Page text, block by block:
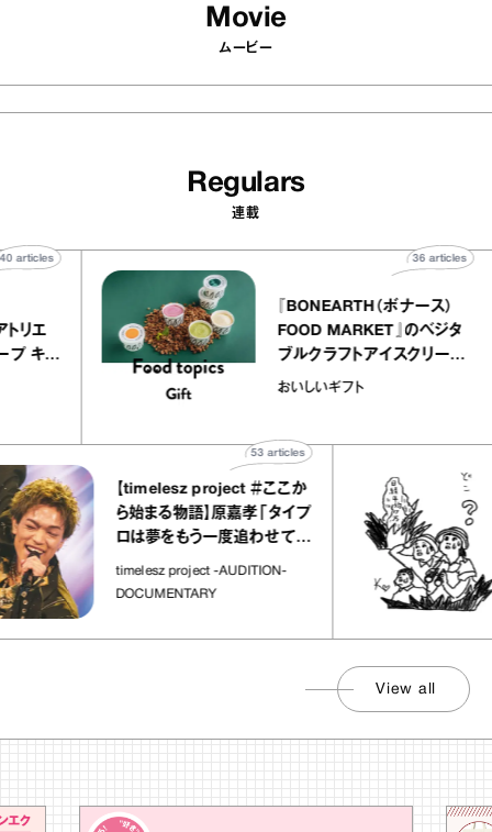
Movie
ムービー
Regulars
連載
リー アトリエ
ルクレープ キャ
40
『BONEARTH（ボナー
FOOD MARKET』の
ブルクラフトアイスク
｜真野知子の「おいし
おいしいギフト
36
【timelesz project ＃ここか
ら始まる物語】原嘉孝「タイプ
ロは夢をもう一度追わせてく
れた場所」
timelesz project -AUDITION-
DOCUMENTARY
articles
「
社
View all